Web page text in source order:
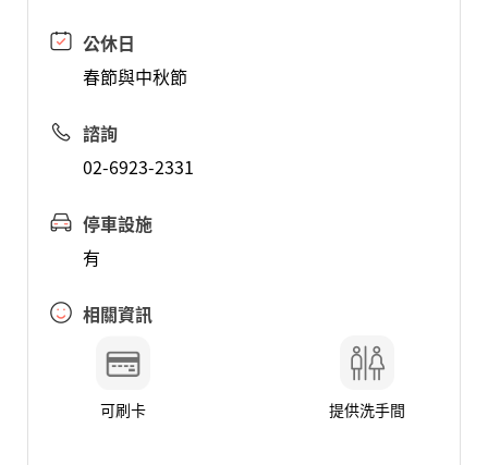
公休日
春節與中秋節
諮詢
02-6923-2331
停車設施
有
相關資訊
可刷卡 提供洗手間